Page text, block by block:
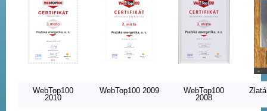
WebTop100
2010
WebTop100 2009
WebTop100
2008